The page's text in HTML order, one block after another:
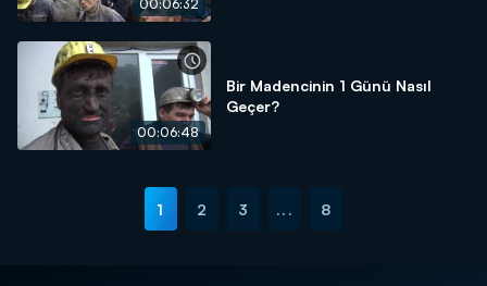
00:06:32
00:06:48
Bir Madencinin 1 Günü Nasıl
Geçer?
1 2 3 ... 8